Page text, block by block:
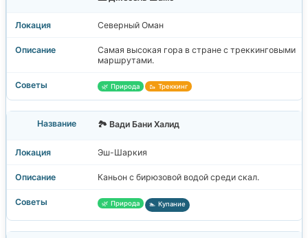
Северный Оман
Самая высокая гора в стране с треккинговыми
маршрутами.
🌿 Природа 🥾 Треккинг
🏞️ Вади Бани Халид
Эш-Шаркия
Каньон с бирюзовой водой среди скал.
🌿 Природа 🏊 Купание